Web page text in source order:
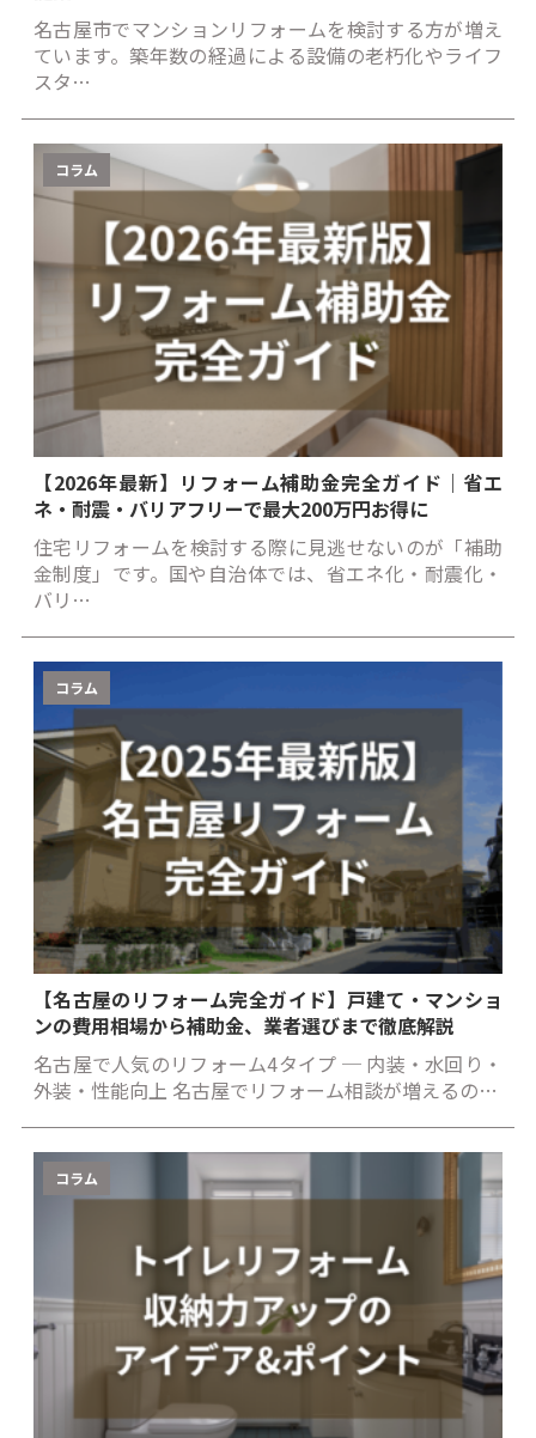
名古屋市でマンションリフォームを検討する方が増え
ています。築年数の経過による設備の老朽化やライフ
スタ…
コラム
【2026年最新】リフォーム補助金完全ガイド｜省エ
ネ・耐震・バリアフリーで最大200万円お得に
住宅リフォームを検討する際に見逃せないのが「補助
金制度」です。国や自治体では、省エネ化・耐震化・
バリ…
コラム
【名古屋のリフォーム完全ガイド】戸建て・マンショ
ンの費用相場から補助金、業者選びまで徹底解説
名古屋で人気のリフォーム4タイプ ─ 内装・水回り・
外装・性能向上 名古屋でリフォーム相談が増えるの…
コラム